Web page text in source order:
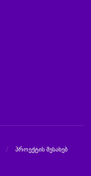
პროექტის შესახებ